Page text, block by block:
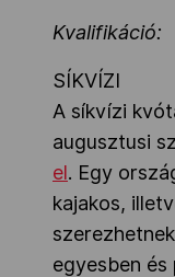
Adatbank
Kvalifikáció:
SÍKVÍZI
A síkvízi
augusztusi
el. Egy
kajakos,
egyesben